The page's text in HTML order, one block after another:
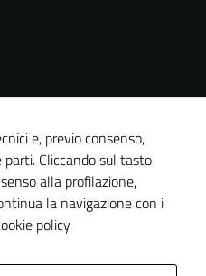
e, previo consenso,
Cliccando sul tasto
alla profilazione,
la navigazione con i
policy